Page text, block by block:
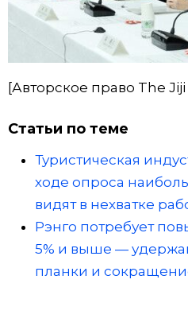
[Авторское право The Jiji
Статьи по теме
Туристическая
ходе опроса
видят в нехватке
Рэнго потребует
5% и выше —
планки и